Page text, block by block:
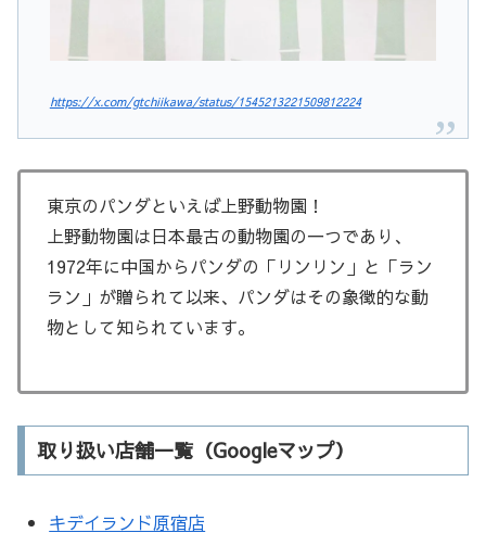
https://x.com/gtchiikawa/status/1545213221509812224
東京のパンダといえば上野動物園！
上野動物園は日本最古の動物園の一つであり、
1972年に中国からパンダの「リンリン」と「ラン
ラン」が贈られて以来、パンダはその象徴的な動
物として知られています。
取り扱い店舗一覧（Googleマップ）
キデイランド原宿店